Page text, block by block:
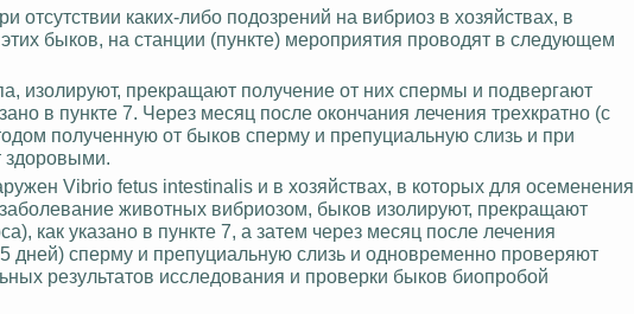
каких-либо подозрений на вибриоз в хозяйствах, в
быков, на станции (пункте) мероприятия проводят в следующем
изолируют, прекращают получение от них спермы и подвергают
в пункте 7. Через месяц после окончания лечения трехкратно (с
полученную от быков сперму и препуциальную слизь и при
здоровыми.
Vibrio fetus intestinalis и в хозяйствах, в которых для осеменения
животных вибриозом, быков изолируют, прекращают
как указано в пункте 7, а затем через месяц после лечения
дней) сперму и препуциальную слизь и одновременно проверяют
результатов исследования и проверки быков биопробой